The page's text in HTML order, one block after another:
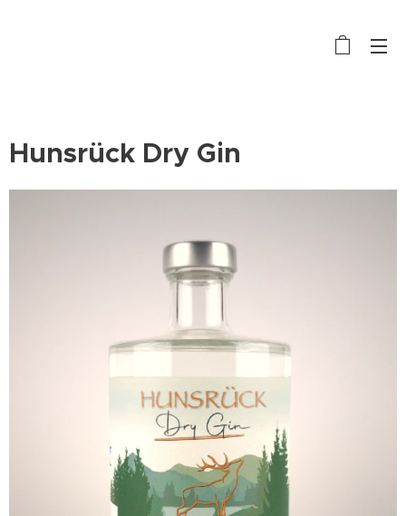
Hunsrück Dry Gin